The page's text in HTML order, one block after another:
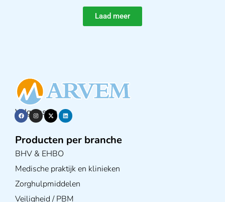
Laad meer
Volg ons op
Producten per branche
BHV & EHBO
Medische praktijk en klinieken
Zorghulpmiddelen
Veiligheid / PBM